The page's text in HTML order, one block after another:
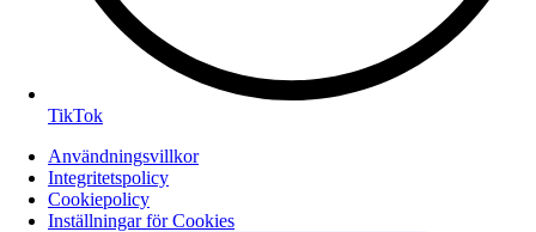
TikTok
Användningsvillkor
Integritetspolicy
Cookiepolicy
Inställningar för Cookies